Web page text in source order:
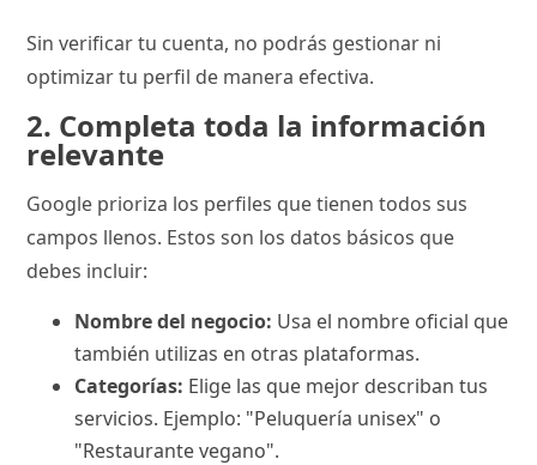
Sin verificar tu cuenta, no podrás gestionar ni
optimizar tu perfil de manera efectiva.
2. Completa toda la información
relevante
Google prioriza los perfiles que tienen todos sus
campos llenos. Estos son los datos básicos que
debes incluir:
Nombre del negocio: Usa el nombre oficial que
también utilizas en otras plataformas.
Categorías: Elige las que mejor describan tus
servicios. Ejemplo: "Peluquería unisex" o
"Restaurante vegano".